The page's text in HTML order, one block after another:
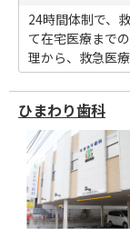
24時間体制で、
て在宅医療まで
理から、救急医
ひまわり歯科